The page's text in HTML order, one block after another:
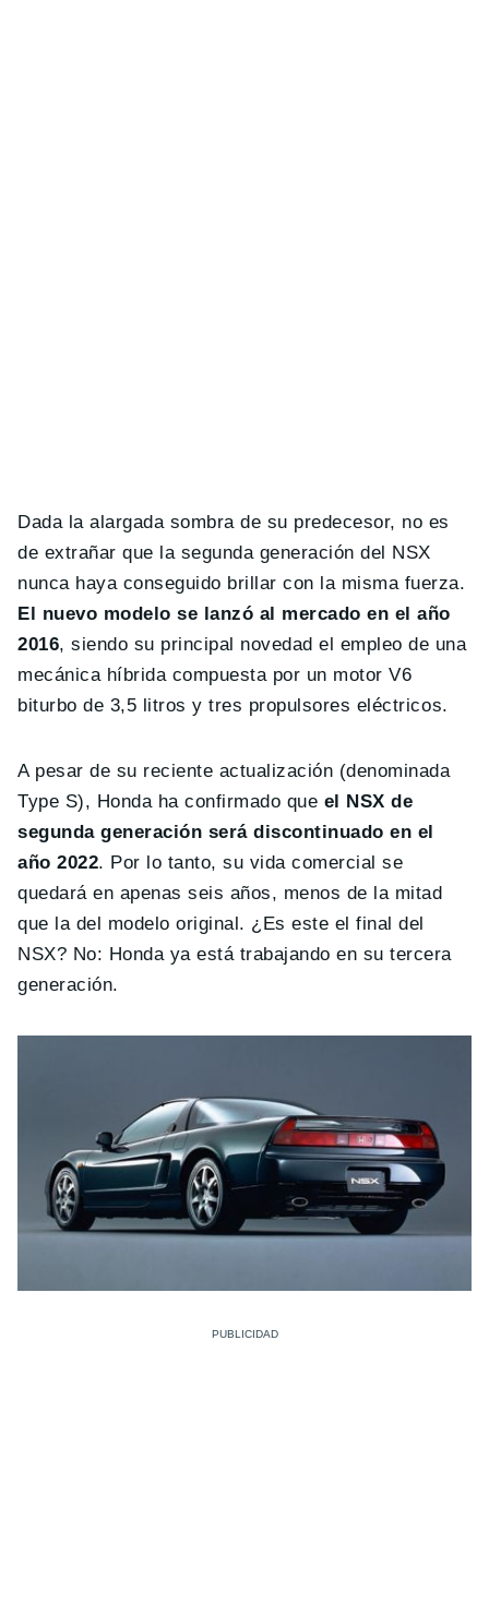
Dada la alargada sombra de su predecesor, no es
de extrañar que la segunda generación del NSX
nunca haya conseguido brillar con la misma fuerza.
El nuevo modelo se lanzó al mercado en el año
2016, siendo su principal novedad el empleo de una
mecánica híbrida compuesta por un motor V6
biturbo de 3,5 litros y tres propulsores eléctricos.
A pesar de su reciente actualización (denominada
Type S), Honda ha confirmado que el NSX de
segunda generación será discontinuado en el
año 2022. Por lo tanto, su vida comercial se
quedará en apenas seis años, menos de la mitad
que la del modelo original. ¿Es este el final del
NSX? No: Honda ya está trabajando en su tercera
generación.